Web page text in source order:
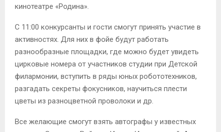
кинотеатре «Родина».
С 11:00 конкурсанты и гости смогут принять участие в
активностях. Для них в фойе будут работать
разнообразные площадки, где можно будет увидеть
цирковые номера от участников студии при Детской
филармонии, вступить в ряды юных робототехников,
разгадать секреты фокусников, научиться плести
цветы из разноцветной проволоки и др.
Все желающие смогут взять автографы у известных